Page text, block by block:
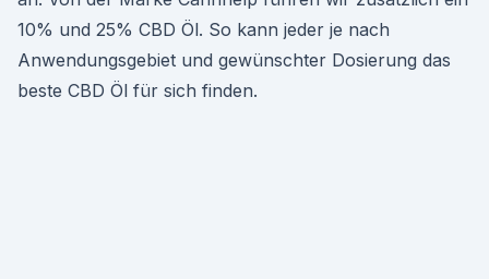
10% und 25% CBD Öl. So kann jeder je nach
Anwendungsgebiet und gewünschter Dosierung das
beste CBD Öl für sich finden.